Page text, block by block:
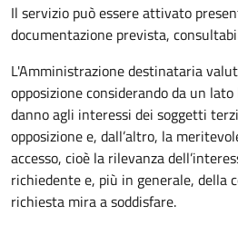
Il servizio può essere attivato
documentazione prevista,
L'Amministrazione destinataria
opposizione considerando da un
danno agli interessi dei soggetti
opposizione e, dall’altro, la
accesso, cioè la rilevanza
richiedente e, più in generale, della
richiesta mira a soddisfare.